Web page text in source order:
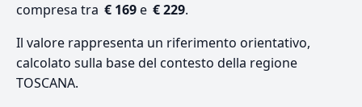
compresa tra € 169e € 229.
Il valore rappresenta un riferimento orientativo,
calcolato sulla base del contesto della regione
TOSCANA.